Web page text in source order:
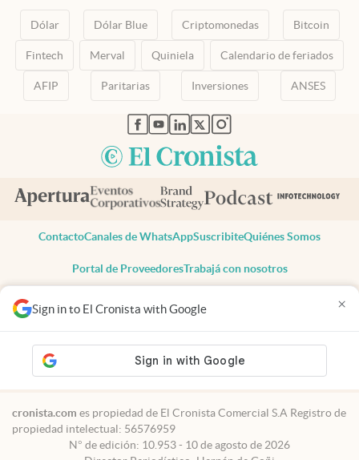
Sign in to El Cronista with Google ×
Dólar Dólar Blue Criptomonedas Bitcoin
Fintech Merval Quiniela Calendario de feriados
AFIP Paritarias Inversiones ANSES
abre en nueva pestaña
abre en nueva pestaña
abre en nueva pestaña
abre en nueva pestaña
abre en nueva pestaña
ContactoCanales de WhatsAppSuscribiteQuiénes Somos
Portal de ProveedoresTrabajá con nosotros
Todos los derechos reservados
Privacidad
Consentimiento
Tel:+54 11 7078-3270
cronista.com es propiedad de El Cronista Comercial S.A Registro de
propiedad intelectual: 56576959
N° de edición: 10.953 - 10 de agosto de 2026